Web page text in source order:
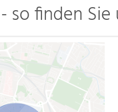
so finden Sie